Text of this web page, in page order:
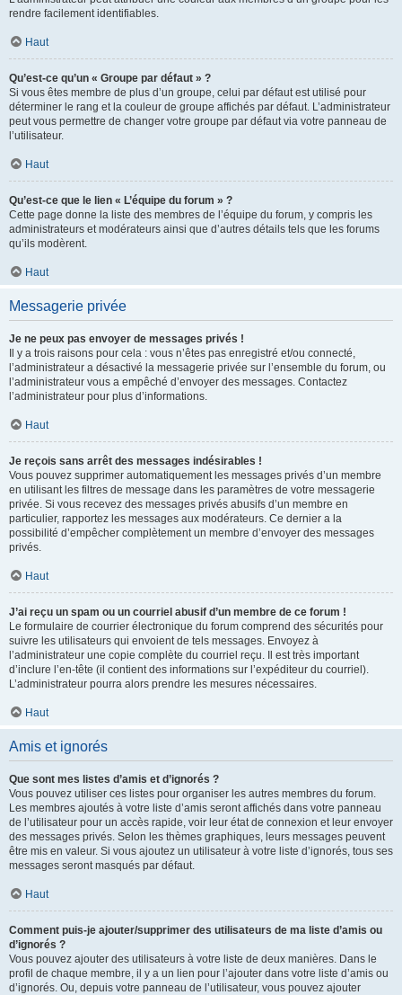
rendre facilement identifiables.
Haut
Qu’est-ce qu’un « Groupe par défaut » ?
Si vous êtes membre de plus d’un groupe, celui par défaut est utilisé pour
déterminer le rang et la couleur de groupe affichés par défaut. L’administrateur
peut vous permettre de changer votre groupe par défaut via votre panneau de
l’utilisateur.
Haut
Qu’est-ce que le lien « L’équipe du forum » ?
Cette page donne la liste des membres de l’équipe du forum, y compris les
administrateurs et modérateurs ainsi que d’autres détails tels que les forums
qu’ils modèrent.
Haut
Messagerie privée
Je ne peux pas envoyer de messages privés !
Il y a trois raisons pour cela : vous n’êtes pas enregistré et/ou connecté,
l’administrateur a désactivé la messagerie privée sur l’ensemble du forum, ou
l’administrateur vous a empêché d’envoyer des messages. Contactez
l’administrateur pour plus d’informations.
Haut
Je reçois sans arrêt des messages indésirables !
Vous pouvez supprimer automatiquement les messages privés d’un membre
en utilisant les filtres de message dans les paramètres de votre messagerie
privée. Si vous recevez des messages privés abusifs d’un membre en
particulier, rapportez les messages aux modérateurs. Ce dernier a la
possibilité d’empêcher complètement un membre d’envoyer des messages
privés.
Haut
J’ai reçu un spam ou un courriel abusif d’un membre de ce forum !
Le formulaire de courrier électronique du forum comprend des sécurités pour
suivre les utilisateurs qui envoient de tels messages. Envoyez à
l’administrateur une copie complète du courriel reçu. Il est très important
d’inclure l’en-tête (il contient des informations sur l’expéditeur du courriel).
L’administrateur pourra alors prendre les mesures nécessaires.
Haut
Amis et ignorés
Que sont mes listes d’amis et d’ignorés ?
Vous pouvez utiliser ces listes pour organiser les autres membres du forum.
Les membres ajoutés à votre liste d’amis seront affichés dans votre panneau
de l’utilisateur pour un accès rapide, voir leur état de connexion et leur envoyer
des messages privés. Selon les thèmes graphiques, leurs messages peuvent
être mis en valeur. Si vous ajoutez un utilisateur à votre liste d’ignorés, tous ses
messages seront masqués par défaut.
Haut
Comment puis-je ajouter/supprimer des utilisateurs de ma liste d’amis ou
d’ignorés ?
Vous pouvez ajouter des utilisateurs à votre liste de deux manières. Dans le
profil de chaque membre, il y a un lien pour l’ajouter dans votre liste d’amis ou
d’ignorés. Ou, depuis votre panneau de l’utilisateur, vous pouvez ajouter